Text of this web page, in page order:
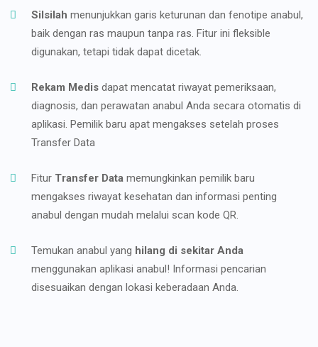
Silsilah menunjukkan garis keturunan dan fenotipe anabul,
baik dengan ras maupun tanpa ras. Fitur ini fleksible
digunakan, tetapi tidak dapat dicetak.
Rekam Medis dapat mencatat riwayat pemeriksaan,
diagnosis, dan perawatan anabul Anda secara otomatis di
aplikasi. Pemilik baru apat mengakses setelah proses
Transfer Data
Fitur Transfer Data memungkinkan pemilik baru
mengakses riwayat kesehatan dan informasi penting
anabul dengan mudah melalui scan kode QR.
Temukan anabul yang hilang di sekitar Anda
menggunakan aplikasi anabul! Informasi pencarian
disesuaikan dengan lokasi keberadaan Anda.